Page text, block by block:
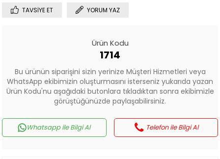
TAVSIYE ET YORUM YAZ
Ürün Kodu
1714
Bu ürünün siparişini sizin yerinize Müşteri Hizmetleri veya
WhatsApp ekibimizin oluşturmasını isterseniz yukarıda yazan
Ürün Kodu'nu aşağıdaki butonlara tıkladıktan sonra ekibimizle
görüştüğünüzde paylaşabilirsiniz.
Whatsapp ile Bilgi Al Telefon ile Bilgi Al